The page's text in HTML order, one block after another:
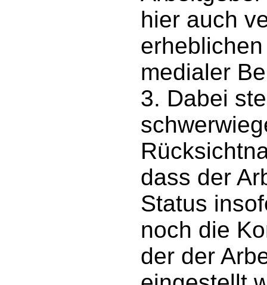
hier auch
medialer
3. Dabei
dass der
Status
noch die
der der